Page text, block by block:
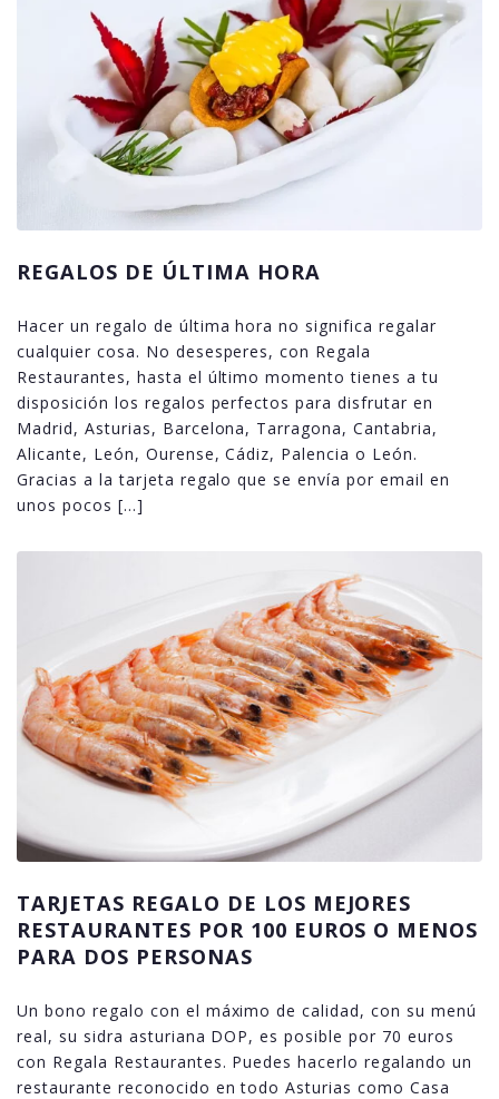
REGALOS DE ÚLTIMA HORA
Hacer un regalo de última hora no significa regalar
cualquier cosa. No desesperes, con Regala
Restaurantes, hasta el último momento tienes a tu
disposición los regalos perfectos para disfrutar en
Madrid, Asturias, Barcelona, Tarragona, Cantabria,
Alicante, León, Ourense, Cádiz, Palencia o León.
Gracias a la tarjeta regalo que se envía por email en
unos pocos […]
TARJETAS REGALO DE LOS MEJORES
RESTAURANTES POR 100 EUROS O MENOS
PARA DOS PERSONAS
Un bono regalo con el máximo de calidad, con su menú
real, su sidra asturiana DOP, es posible por 70 euros
con Regala Restaurantes. Puedes hacerlo regalando un
restaurante reconocido en todo Asturias como Casa